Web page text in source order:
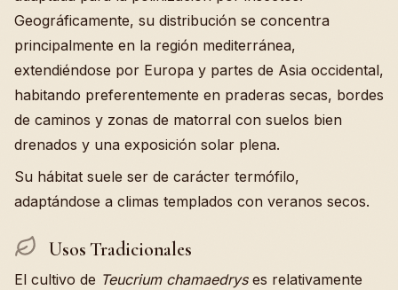
Geográficamente, su distribución se concentra
principalmente en la región mediterránea,
extendiéndose por Europa y partes de Asia occidental,
habitando preferentemente en praderas secas, bordes
de caminos y zonas de matorral con suelos bien
drenados y una exposición solar plena.
Su hábitat suele ser de carácter termófilo,
adaptándose a climas templados con veranos secos.
Usos Tradicionales
El cultivo de Teucrium chamaedryses relativamente